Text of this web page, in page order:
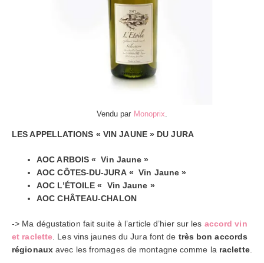
Vendu par Monoprix.
LES APPELLATIONS « VIN JAUNE » DU JURA
AOC ARBOIS « Vin Jaune »
AOC CÔTES-DU-JURA « Vin Jaune »
AOC L’ÉTOILE « Vin Jaune »
AOC CHÂTEAU-CHALON
-> Ma dégustation fait suite à l’article d’hier sur les accord vin
et raclette . Les vins jaunes du Jura font de très bon accords
régionauxavec les fromages de montagne comme la raclette.